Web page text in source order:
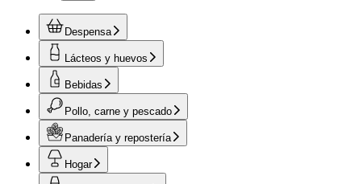
Despensa
Lácteos y huevos
Bebidas
Pollo, carne y pescado
Panadería y repostería
Hogar